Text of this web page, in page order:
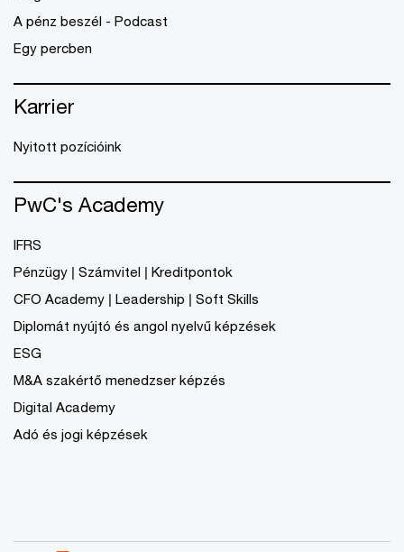
A pénz beszél - Podcast
Egy percben
Karrier
Nyitott pozícióink
PwC's Academy
IFRS
Pénzügy | Számvitel | Kreditpontok
CFO Academy | Leadership | Soft Skills
Diplomát nyújtó és angol nyelvű képzések
ESG
M&A szakértő menedzser képzés
Digital Academy
Adó és jogi képzések